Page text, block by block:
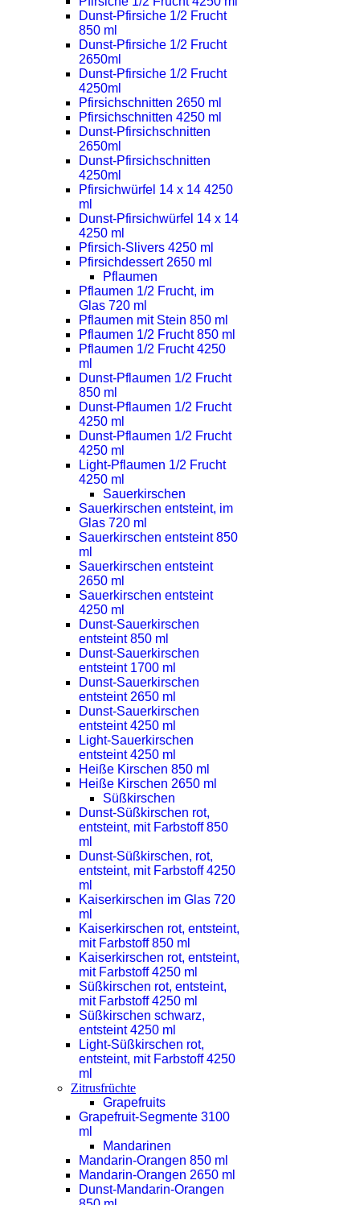
Dunst-Pfirsiche 1/2 Frucht
850 ml
Dunst-Pfirsiche 1/2 Frucht
2650ml
Dunst-Pfirsiche 1/2 Frucht
4250ml
Pfirsichschnitten 2650 ml
Pfirsichschnitten 4250 ml
Dunst-Pfirsichschnitten
2650ml
Dunst-Pfirsichschnitten
4250ml
Pfirsichwürfel 14 x 14 4250
ml
Dunst-Pfirsichwürfel 14 x 14
4250 ml
Pfirsich-Slivers 4250 ml
Pfirsichdessert 2650 ml
Pflaumen
Pflaumen 1/2 Frucht, im
Glas 720 ml
Pflaumen mit Stein 850 ml
Pflaumen 1/2 Frucht 850 ml
Pflaumen 1/2 Frucht 4250
ml
Dunst-Pflaumen 1/2 Frucht
850 ml
Dunst-Pflaumen 1/2 Frucht
4250 ml
Dunst-Pflaumen 1/2 Frucht
4250 ml
Light-Pflaumen 1/2 Frucht
4250 ml
Sauerkirschen
Sauerkirschen entsteint, im
Glas 720 ml
Sauerkirschen entsteint 850
ml
Sauerkirschen entsteint
2650 ml
Sauerkirschen entsteint
4250 ml
Dunst-Sauerkirschen
entsteint 850 ml
Dunst-Sauerkirschen
entsteint 1700 ml
Dunst-Sauerkirschen
entsteint 2650 ml
Dunst-Sauerkirschen
entsteint 4250 ml
Light-Sauerkirschen
entsteint 4250 ml
Heiße Kirschen 850 ml
Heiße Kirschen 2650 ml
Süßkirschen
Dunst-Süßkirschen rot,
entsteint, mit Farbstoff 850
ml
Dunst-Süßkirschen, rot,
entsteint, mit Farbstoff 4250
ml
Kaiserkirschen im Glas 720
ml
Kaiserkirschen rot, entsteint,
mit Farbstoff 850 ml
Kaiserkirschen rot, entsteint,
mit Farbstoff 4250 ml
Süßkirschen rot, entsteint,
mit Farbstoff 4250 ml
Süßkirschen schwarz,
entsteint 4250 ml
Light-Süßkirschen rot,
entsteint, mit Farbstoff 4250
ml
Zitrusfrüchte
Grapefruits
Grapefruit-Segmente 3100
ml
Mandarinen
Mandarin-Orangen 850 ml
Mandarin-Orangen 2650 ml
Dunst-Mandarin-Orangen